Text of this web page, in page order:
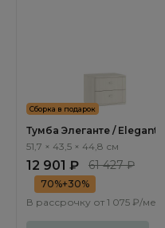
Сборка в подарок
Тумба Элеганте / Elegante
LE5501.1
51,7 × 43,5 × 44,8 см
12 901 ₽ 61 427 ₽
70%+30%
В рассрочку от 1 075 ₽/